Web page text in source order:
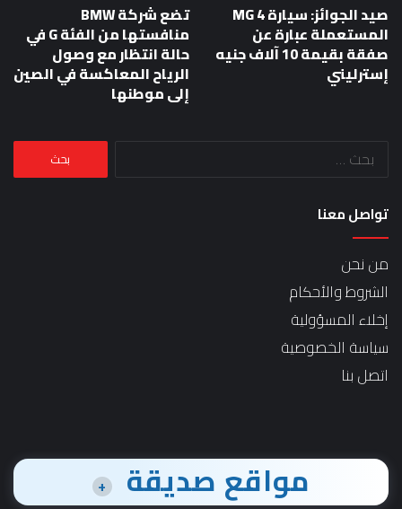
صيد الجوائز: سيارة MG 4
المستعملة عبارة عن
صفقة بقيمة 10 آلاف جنيه
إسترليني
تضع شركة BMW
منافستها من الفئة G في
حالة انتظار مع وصول
الرياح المعاكسة في الصين
إلى موطنها
البحث
تواصل معنا
من نحن
الشروط والأحكام
إخلاء المسؤولية
سياسة الخصوصية
اتصل بنا
مواقع صديقة +